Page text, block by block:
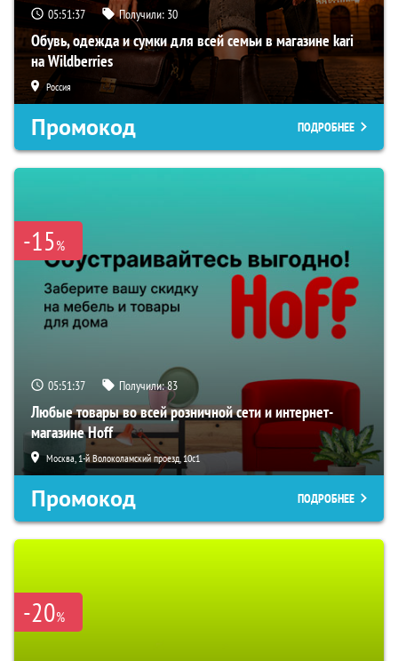
05:51:36 Получили: 30
Обувь, одежда и сумки для всей семьи в магазине kari
на Wildberries
Россия
Промокод ПОДРОБНЕЕ
-15%
05:51:36 Получили:83
Любые товары во всей розничной сети и интернет-
магазине Hoff
Москва, 1-й Волоколамский проезд, 10с1
Промокод ПОДРОБНЕЕ
-20%